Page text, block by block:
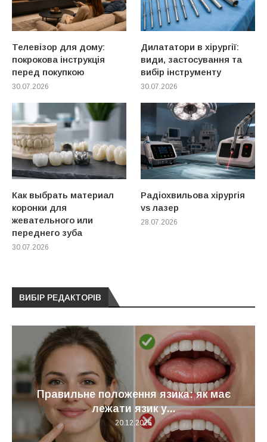
Телевізор для дому:
покрокова інструкція
перед покупкою
30.07.2026
Дилататори в хірургії:
види, застосування та
вибір інструменту
30.07.2026
Как выбрать материал
коронки для
жевательного или
переднего зуба
30.07.2026
Радіохвильова хірургія
vs лазер
28.07.2026
ВИБІР РЕДАКТОРІВ
Как происходит формирование и
развитие зубочелюстной системы
человека?
20.12.2025